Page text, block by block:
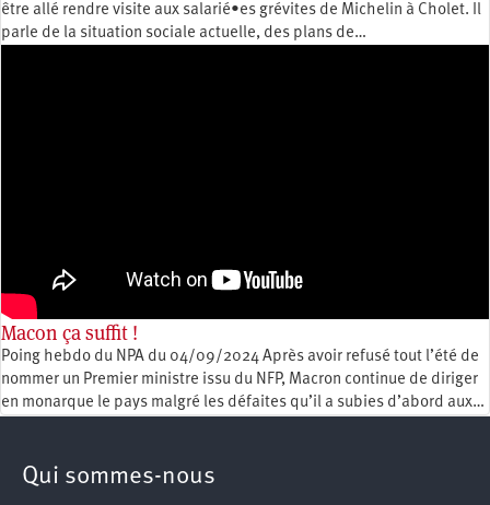
être allé rendre visite aux salarié•es grévites de Michelin à Cholet. Il
parle de la situation sociale actuelle, des plans de…
Macon ça suffit !
Poing hebdo du NPA du 04/09/2024 Après avoir refusé tout l’été de
nommer un Premier ministre issu du NFP, Macron continue de diriger
en monarque le pays malgré les défaites qu’il a subies d’abord aux…
Qui sommes-nous